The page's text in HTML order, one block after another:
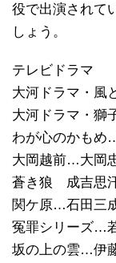
役で出演されて
しょう。
テレビドラマ
大河ドラマ・風
大河ドラマ・獅
わが心のかもめ
大岡越前…大岡
蒼き狼 成吉思
関ケ原…石田三
冤罪シリーズ…
坂の上の雲…伊